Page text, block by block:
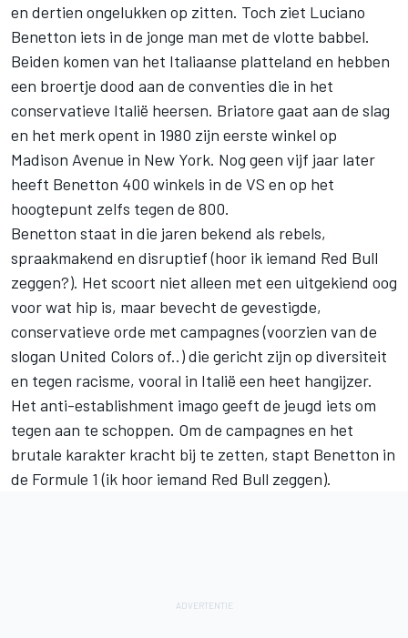
en dertien ongelukken op zitten. Toch ziet Luciano
Benetton iets in de jonge man met de vlotte babbel.
Beiden komen van het Italiaanse platteland en hebben
een broertje dood aan de conventies die in het
conservatieve Italië heersen. Briatore gaat aan de slag
en het merk opent in 1980 zijn eerste winkel op
Madison Avenue in New York. Nog geen vijf jaar later
heeft Benetton 400 winkels in de VS en op het
hoogtepunt zelfs tegen de 800.
Benetton staat in die jaren bekend als rebels,
spraakmakend en disruptief (hoor ik iemand Red Bull
zeggen?). Het scoort niet alleen met een uitgekiend oog
voor wat hip is, maar bevecht de gevestigde,
conservatieve orde met campagnes (voorzien van de
slogan United Colors of..) die gericht zijn op diversiteit
en tegen racisme, vooral in Italië een heet hangijzer.
Het anti-establishment imago geeft de jeugd iets om
tegen aan te schoppen. Om de campagnes en het
brutale karakter kracht bij te zetten, stapt Benetton in
de Formule 1 (ik hoor iemand Red Bull zeggen).